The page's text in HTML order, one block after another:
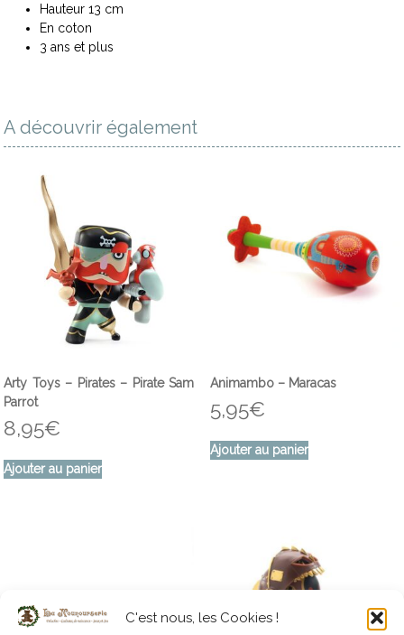
C'est nous, les Cookies !
Hauteur 13 cm
En coton
3 ans et plus
A découvrir également
Arty Toys – Pirates – Pirate Sam
Parrot
8,95€
Ajouter au panier
Animambo – Maracas
5,95€
Ajouter au panier